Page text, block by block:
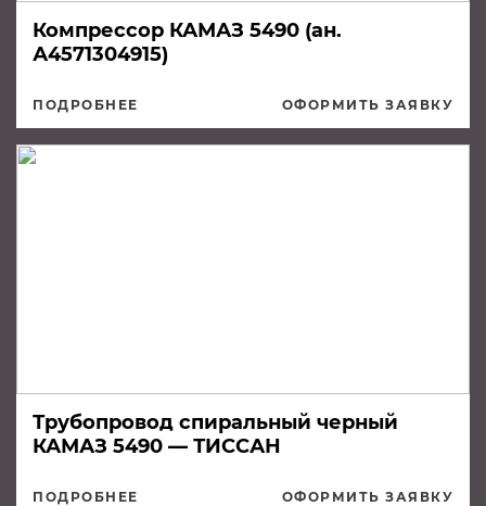
Компрессор КАМАЗ 5490 (ан.
А4571304915)
ПОДРОБНЕЕ ОФОРМИТЬ ЗАЯВКУ
Трубопровод спиральный черный
КАМАЗ 5490 — ТИССАН
ПОДРОБНЕЕ ОФОРМИТЬ ЗАЯВКУ